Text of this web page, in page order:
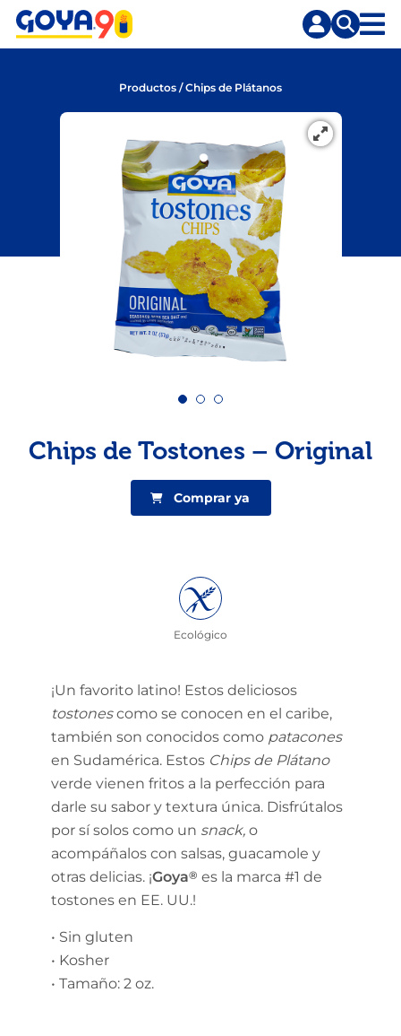
Saltar
Saltar
Productos /Chips de Plátanos
Chips de Tostones – Original
Comprar ya
Ecológico
¡Un favorito latino! Estos deliciosos
tostonescomo se conocen en el caribe,
también son conocidos como patacones
en Sudamérica. Estos Chipsde Plátano
verde vienen fritos a la perfección para
darle su sabor y textura única. Disfrútalos
por sí solos como un snack,o
acompáñalos con salsas, guacamole y
otras delicias. ¡Goya® es la marca #1 de
tostones en EE. UU.!
• Sin gluten
• Kosher
• Tamaño: 2 oz.